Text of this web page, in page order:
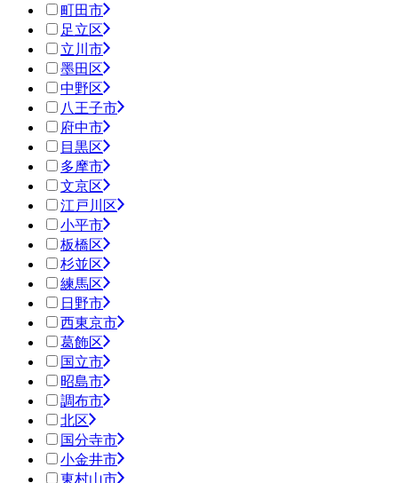
町田市
足立区
立川市
墨田区
中野区
八王子市
府中市
目黒区
多摩市
文京区
江戸川区
小平市
板橋区
杉並区
練馬区
日野市
西東京市
葛飾区
国立市
昭島市
調布市
北区
国分寺市
小金井市
東村山市